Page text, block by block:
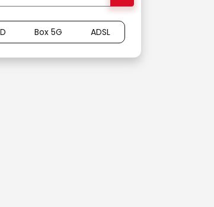
Box 5G ADSL